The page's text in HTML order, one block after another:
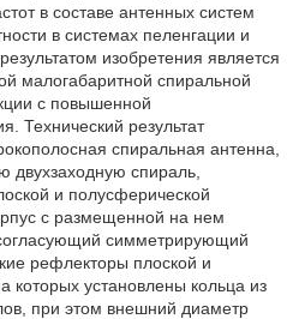
в составе антенных систем
в системах пеленгации и
изобретения является
малогабаритной спиральной
с повышенной
Технический результат
спиральная антенна,
спираль,
и полусферической
с размещенной на нем
симметрирующий
рефлекторы плоской и
которых установлены кольца из
при этом внешний диаметр